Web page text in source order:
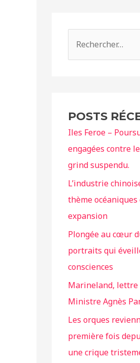
r
c
h
e
r
:
POSTS
Iles Feroe –
engagées contre
grind suspendu.
L’industrie
thème
expansion
Plongée au cœur
portraits qui
consciences
Marineland, lettre
Ministre Agnès
Les orques
première fois
une crique